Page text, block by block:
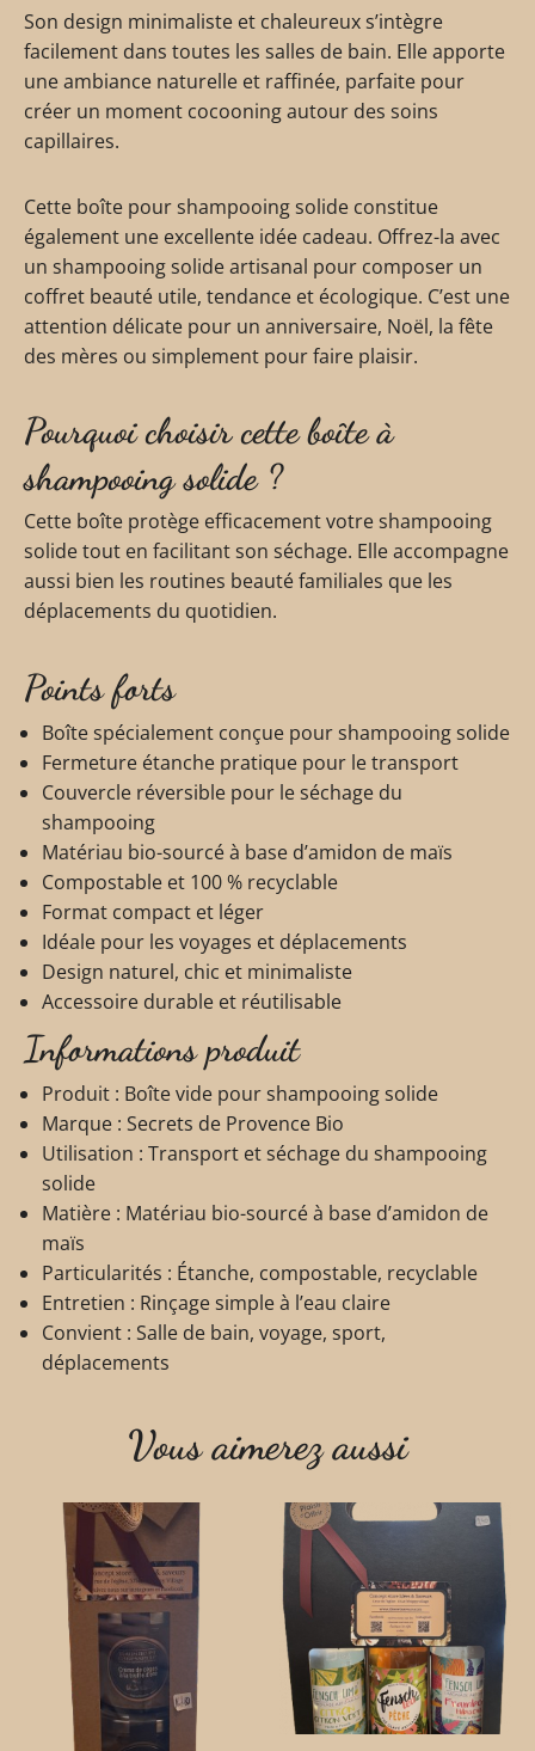
Son design minimaliste et chaleureux s’intègre
facilement dans toutes les salles de bain. Elle apporte
une ambiance naturelle et raffinée, parfaite pour
créer un moment cocooning autour des soins
capillaires.
Cette boîte pour shampooing solide constitue
également une excellente idée cadeau. Offrez-la avec
un shampooing solide artisanal pour composer un
coffret beauté utile, tendance et écologique. C’est une
attention délicate pour un anniversaire, Noël, la fête
des mères ou simplement pour faire plaisir.
Pourquoi choisir cette boîte à
shampooing solide ?
Cette boîte protège efficacement votre shampooing
solide tout en facilitant son séchage. Elle accompagne
aussi bien les routines beauté familiales que les
déplacements du quotidien.
Points forts
Boîte spécialement conçue pour shampooing solide
Fermeture étanche pratique pour le transport
Couvercle réversible pour le séchage du
shampooing
Matériau bio-sourcé à base d’amidon de maïs
Compostable et 100 % recyclable
Format compact et léger
Idéale pour les voyages et déplacements
Design naturel, chic et minimaliste
Accessoire durable et réutilisable
Informations produit
Produit : Boîte vide pour shampooing solide
Marque : Secrets de Provence Bio
Utilisation : Transport et séchage du shampooing
solide
Matière : Matériau bio-sourcé à base d’amidon de
maïs
Particularités : Étanche, compostable, recyclable
Entretien : Rinçage simple à l’eau claire
Convient : Salle de bain, voyage, sport,
déplacements
Vous aimerez aussi